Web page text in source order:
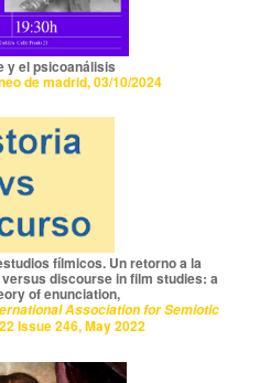
y el psicoanálisis
de madrid, 03/10/2024
fílmicos. Un retorno a la
discourse in film studies: a
of enunciation,
Association for Semiotic
Issue 246, May 2022